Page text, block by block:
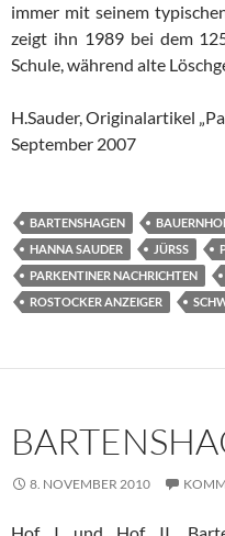
immer mit seinem
zeigt ihn 1989 bei dem
Schule, während alte
H.Sauder, Originalartikel
September 2007
BARTENSHAGEN
HANNA SAUDER
JÜRSS
PARKENTINER NACHRICHTEN
ROSTOCKER ANZEIGER
8. NOVEMBER 2010